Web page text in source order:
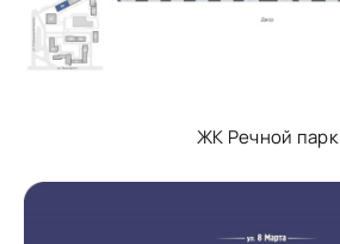
ЖК Речной парк